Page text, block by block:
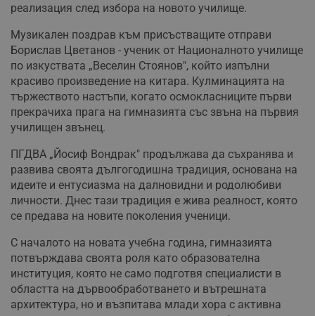
реализация след избора на новото училище.
Музикален поздрав към присъстващите отправи
Борислав Цветанов - ученик от Националното училище
по изкуствата „Веселин Стоянов", който изпълни
красиво произведение на китара. Кулминацията на
тържеството настъпи, когато осмокласниците първи
прекрачиха прага на гимназията със звъна на първия
училищен звънец.
ПГДВА „Йосиф Вондрак" продължава да съхранява и
развива своята дългогодишна традиция, основана на
идеите и ентусиазма на далновидни и родолюбиви
личности. Днес тази традиция е жива реалност, която
се предава на новите поколения ученици.
С началото на новата учебна година, гимназията
потвърждава своята роля като образователна
институция, която не само подготвя специалисти в
областта на дървообработването и вътрешната
архитектура, но и възпитава млади хора с активна